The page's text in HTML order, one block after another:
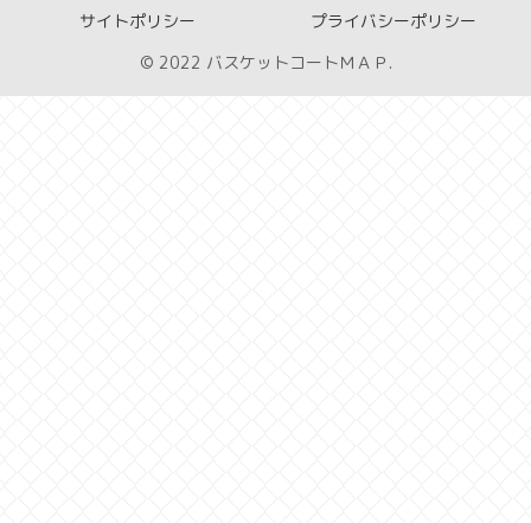
サイトポリシー
プライバシーポリシー
© 2022 バスケットコートＭＡＰ.